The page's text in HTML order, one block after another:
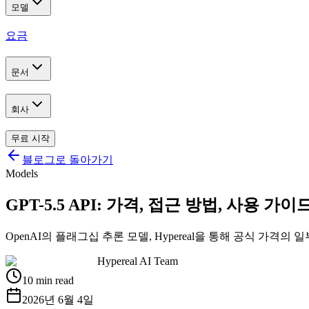
모델
요금
문서
회사
무료 시작
블로그로 돌아가기
Models
GPT-5.5 API: 가격, 접근 방법, 사용 가이
OpenAI의 플래그십 추론 모델, Hypereal을 통해 공식 가격의 일
Hypereal AI Team
10 min read
2026년 6월 4일